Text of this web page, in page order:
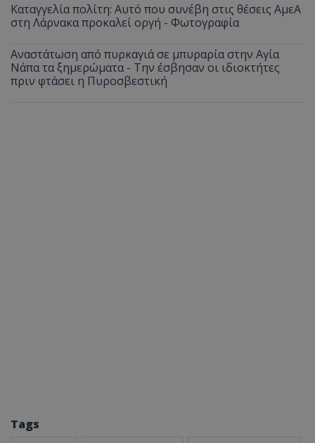
Καταγγελία πολίτη: Αυτό που συνέβη στις θέσεις ΑμεΑ
στη Λάρνακα προκαλεί οργή - Φωτογραφία
Αναστάτωση από πυρκαγιά σε μπυραρία στην Αγία
Νάπα τα ξημερώματα - Την έσβησαν οι ιδιοκτήτες
πριν φτάσει η Πυροσβεστική
Tags